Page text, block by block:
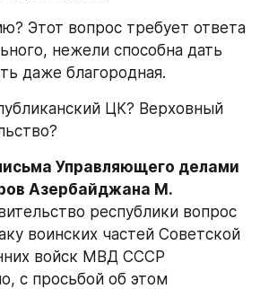
Этот вопрос требует ответа
нежели способна дать
даже благородная.
ЦК? Верховный
Управляющего делами
Азербайджана М.
республики вопрос
воинских частей Советской
войск МВД СССР
с просьбой об этом